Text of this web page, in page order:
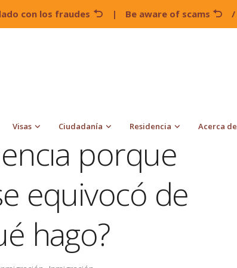
con los fraudes | Be aware of scams /
Visas Ciudadanía Residencia Acerca de
porque
equivocó de
hago?